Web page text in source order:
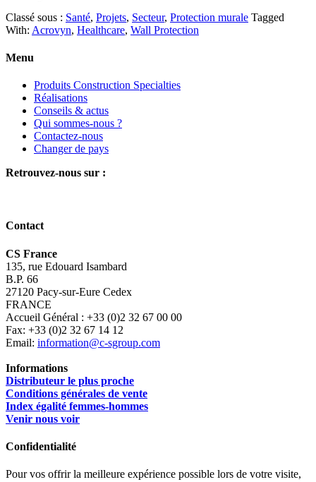
Classé sous : Santé, Projets, Secteur, Protection murale Tagged
With: Acrovyn, Healthcare, Wall Protection
Menu
Produits Construction Specialties
Réalisations
Conseils & actus
Qui sommes-nous ?
Contactez-nous
Changer de pays
Retrouvez-nous sur :
Contact
CS France
135, rue Edouard Isambard
B.P. 66
27120 Pacy-sur-Eure Cedex
FRANCE
Accueil Général : +33 (0)2 32 67 00 00
Fax: +33 (0)2 32 67 14 12
Email: information@c-sgroup.com
Informations
Distributeur le plus proche
Conditions générales de vente
Index égalité femmes-hommes
Venir nous voir
Confidentialité
Pour vos offrir la meilleure expérience possible lors de votre visite,